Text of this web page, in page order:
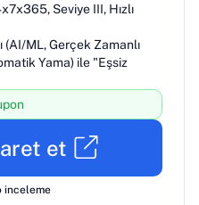
Seviye III, Hızlı
ML, Gerçek Zamanlı
Yama) ile "Eşsiz
et
inceleme